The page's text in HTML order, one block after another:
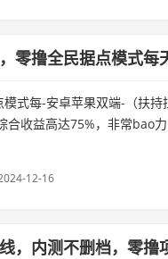
零撸全民据点模式每
式每-安卓苹果双端-（扶持
合收益高达75%，非常bao
12-16
，内测不删档，零撸